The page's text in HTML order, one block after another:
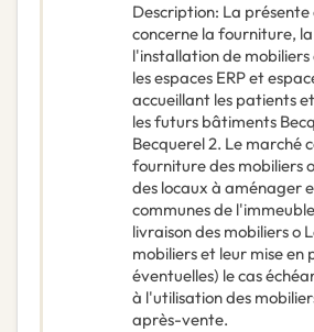
Description: La
concerne la fourniture,
l'installation de
les espaces ERP et
accueillant les patients
les futurs bâtiments
Becquerel 2. Le marché
fourniture des mobiliers
des locaux à aménager
communes de
livraison des mobiliers o
mobiliers et leur mise en
éventuelles) le cas
à l'utilisation des
après-vente.